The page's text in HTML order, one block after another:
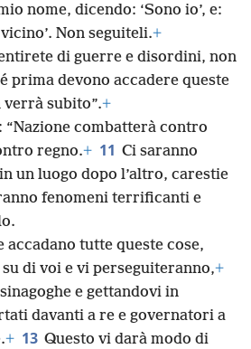
nome, dicendo: ‘Sono io’, e:
Non seguiteli.+
di guerre e disordini, non
prima devono accadere queste
verrà subito”.+
“Nazione combatterà contro
regno.+ 11 Ci saranno
un luogo dopo l’altro, carestie
fenomeni terrificanti e
accadano tutte queste cose,
di voi e vi perseguiteranno,+
e gettandovi in
davanti a re e governatori a
+ 13 Questo vi darà modo di